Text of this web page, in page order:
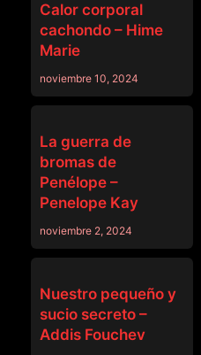
Calor corporal
cachondo – Hime
Marie
noviembre 10, 2024
La guerra de
bromas de
Penélope –
Penelope Kay
noviembre 2, 2024
Nuestro pequeño y
sucio secreto –
Addis Fouchev